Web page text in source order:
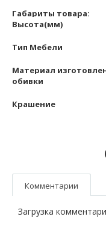
Габариты товара:
Высота(мм)
Тип Мебели
Материал
обивки
Крашение
Комментарии
Загрузка